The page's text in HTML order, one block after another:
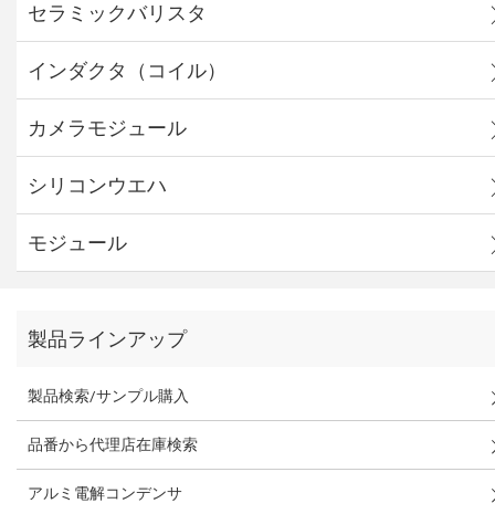
セラミックバリスタ
インダクタ（コイル）
カメラモジュール
シリコンウエハ
モジュール
製品ラインアップ
製品検索/サンプル購入
品番から代理店在庫検索
アルミ電解コンデンサ